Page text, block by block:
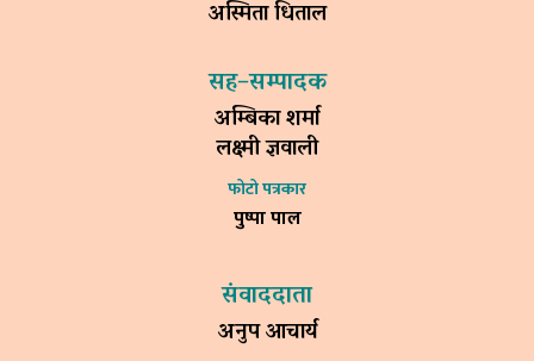
अस्मिता धिताल
सह–सम्पादक
अम्बिका शर्मा
लक्ष्मी ज्ञवाली
फोटो पत्रकार
पुष्पा पाल
संवाददाता
अनुप आचार्य